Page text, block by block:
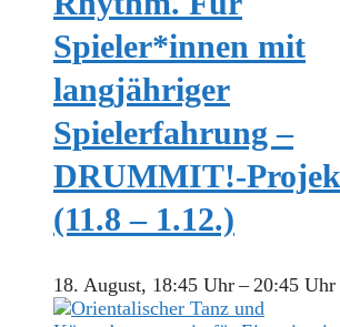
Spieler*innen mit
langjähriger
Spielerfahrung –
DRUMMIT!-
(11.8 – 1.12.)
18. August, 18:45 Uhr–20:45 Uhr